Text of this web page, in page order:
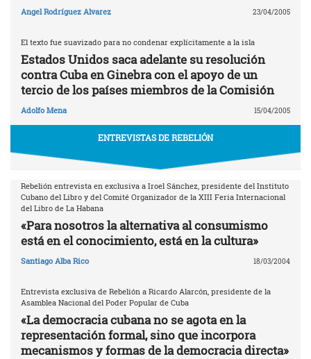
Angel Rodríguez Alvarez 23/04/2005
El texto fue suavizado para no condenar explícitamente a la isla
Estados Unidos saca adelante su resolución
contra Cuba en Ginebra con el apoyo de un
tercio de los países miembros de la Comisión
Adolfo Mena 15/04/2005
ENTREVISTAS DE REBELIÓN
Rebelión entrevista en exclusiva a Iroel Sánchez, presidente del Instituto
Cubano del Libro y del Comité Organizador de la XIII Feria Internacional
del Libro de La Habana
«Para nosotros la alternativa al consumismo
está en el conocimiento, está en la cultura»
Santiago Alba Rico 18/03/2004
Entrevista exclusiva de Rebelión a Ricardo Alarcón, presidente de la
Asamblea Nacional del Poder Popular de Cuba
«La democracia cubana no se agota en la
representación formal, sino que incorpora
mecanismos y formas de la democracia directa»